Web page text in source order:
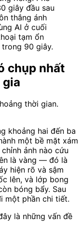
giây đầu sau
thắng ánh
AI ở cuối
tạm ổn
trong 90 giây.
chụp nhất
gia
thời gian.
khoảng hai đến ba
một bề mặt xám
ảnh nào cứu
là vàng — đó là
hiện rõ và sậm
lên, và lớp bong
bóng bẩy. Sau
một phần chi tiết.
là những vấn đề